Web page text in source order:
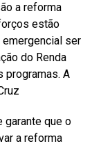
a reforma
estão
ser
do Renda
programas. A
garante que o
a reforma